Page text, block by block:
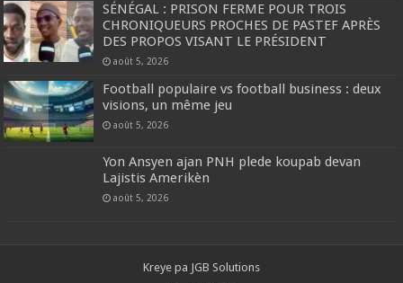
SÉNÉGAL : PRISON FERME POUR TROIS
CHRONIQUEURS PROCHES DE PASTEF APRÈS
DES PROPOS VISANT LE PRÉSIDENT
août 5, 2026
Football populaire vs football business : deux
visions, un même jeu
août 5, 2026
Yon Ansyen ajan PNH plede koupab devan
Lajistis Amerikèn
août 5, 2026
Kreye pa JGB Solutions